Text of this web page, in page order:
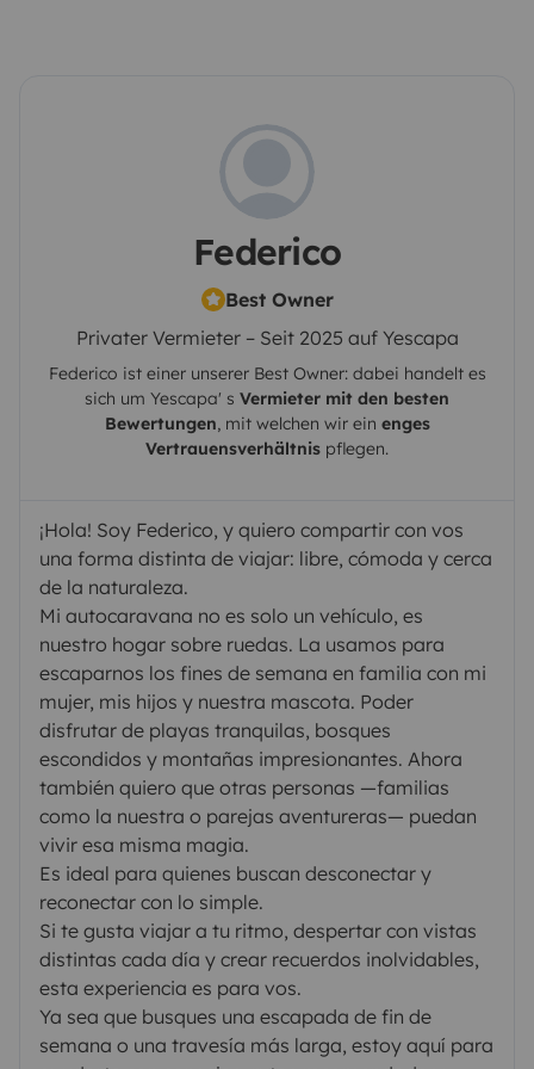
CUATRO (4)
CLARABOLLAS/TRAGALUCES EN TECHO, AMPLIA
ILUMINACIÓN Y VENTILACIÓN DIARIA INCLUSO
VENTANAS CON CORTINADO
COBERTOR TOTAL EXTERIOR
PARABRISAS Y VENTANILLAS DELANTERAS
(VERANO/INVERNO) IDEAL PARA
PERNOCTAR.
EQUIPAMIENTO PARA LA
CONDUCCION PREMIUMPANTALLA EXCLUSIVA
CUENTA CON CAMARA FILMACION Y FOTOGRAFIA
DELANTERA DASCAMS
STEREO MULTIMEDIA
REPRODUCTOR DE CD/DVD/ BLUETOOTH/RADIO
FM/AM DIGITAL/ETC PANTALLA RETROVISORA CON
CAMARA TRASERA APLICACIÓN PARK4NIGHT
LOCALIZA AREAS DE DESCANSO, CAMPING,
PARKING Y ÁREAS DE SERVICIO, ETCLIMPIA
PARABRISAS CON SENSOR AUTOMATICO
REGULABLESENSORES DE APARCAMIENTO
TRASEROS VOLANTE CON REGULACION EN
ALTURABUTACAS DELANTERAS CON REGULACION
EN ALTURA Y PROFUNDIDAD CON APOYABRAZOS
REGULABLES2 PORTAVASOS DELANTEROS
(CAFE/AGUA)PUERTOS Y CARGADORES USB Y TIPO
C DE12V CON PARA MÓVILES, LAPTOPS Y
TABLETS,TOMAS DE 220V EN SALÓNEQUIPAMIENTO
Federico
Best Owner
Privater Vermieter – Seit 2025 auf Yescapa
Federico ist einer unserer Best Owner: dabei handelt es
sich um Yescapa' s Vermieter mit den besten
Bewertungen, mit welchen wir ein enges
Vertrauensverhältnis pflegen.
¡Hola! Soy Federico, y quiero compartir con vos
una forma distinta de viajar: libre, cómoda y cerca
de la naturaleza.
Mi autocaravana no es solo un vehículo, es
nuestro hogar sobre ruedas. La usamos para
escaparnos los fines de semana en familia con mi
mujer, mis hijos y nuestra mascota. Poder
disfrutar de playas tranquilas, bosques
escondidos y montañas impresionantes. Ahora
también quiero que otras personas —familias
como la nuestra o parejas aventureras— puedan
vivir esa misma magia.
Es ideal para quienes buscan desconectar y
reconectar con lo simple.
Si te gusta viajar a tu ritmo, despertar con vistas
distintas cada día y crear recuerdos inolvidables,
esta experiencia es para vos.
Ya sea que busques una escapada de fin de
semana o una travesía más larga, estoy aquí para